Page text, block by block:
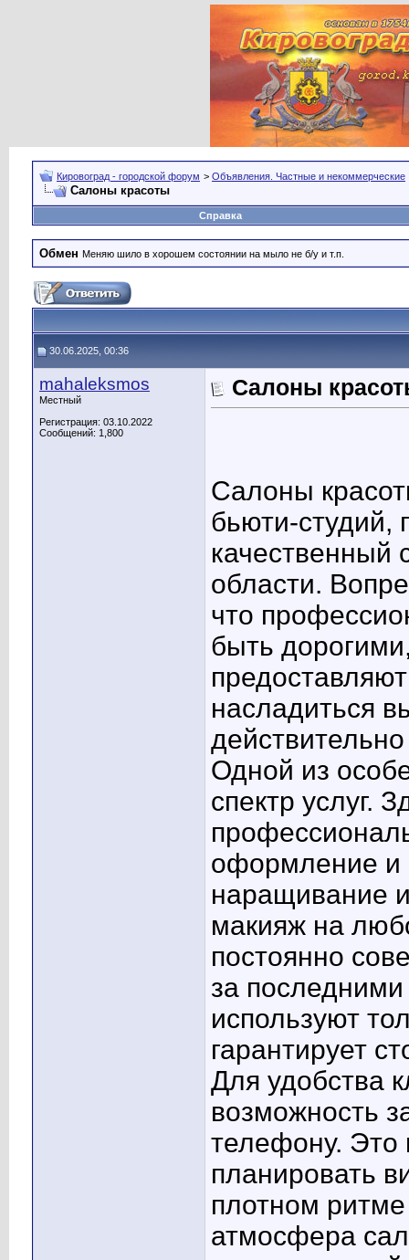
Кировоград - городской форум > Объявления. Частные и некоммерческие
Салоны красоты
Справка
Обмен Меняю шило в хорошем состоянии на мыло не б/у и т.п.
30.06.2025, 00:36
mahaleksmos
Местный
Регистрация: 03.10.2022
Сообщений: 1,800
Салоны
Салоны
бьюти-
качественный
области.
что
быть
насладиться
Одной из
спектр услуг.
оформление и
наращивание
макияж на
постоянно
за
используют
гарантирует
Для удобства
возможность
телефону. Это
планировать
плотном
атмосфера